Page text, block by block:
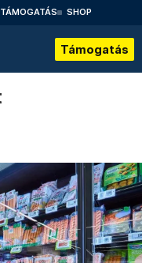
TÁMOGATÁS SHOP
Támogatás